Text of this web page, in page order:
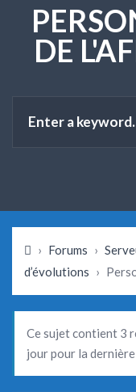
DE
› Forums ›
d’évolutions ›
Ce sujet contient 3
jour pour la